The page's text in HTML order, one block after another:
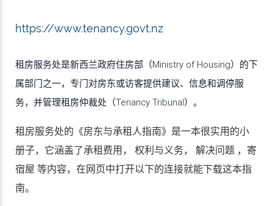
https://www.tenancy.govt.nz
租房服务处是新西兰政府住房部（Ministry of Housing）的下
属部门之一，专门对房东或访客提供建议、信息和调停服
务，并管理租房仲裁处（Tenancy Tribunal）。
租房服务处的《房东与承租人指南》是一本很实用的小
册子，它涵盖了承租费用， 权利与义务， 解决问题 ，寄
宿屋 等内容，在网页中打开以下的连接就能下载这本指
南。